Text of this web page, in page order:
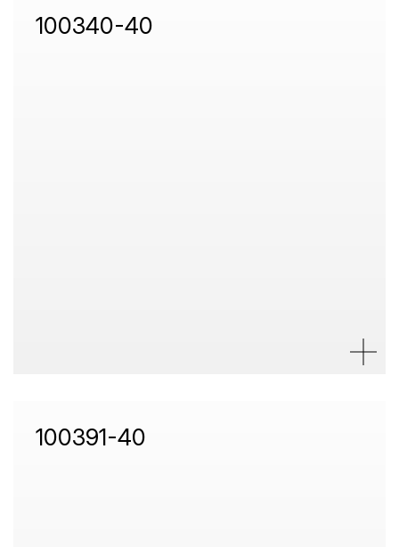
100340-40
100391-40